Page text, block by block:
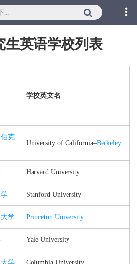
生英语学校列表
学校英文名
克
University of California–​Berkeley
Harvard University
Stanford University
学 Princeton University
Yale University
学 Columbia University